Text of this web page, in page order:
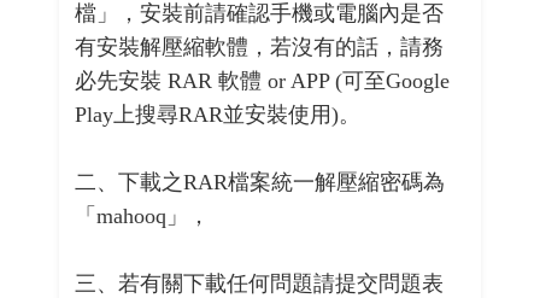
檔」，安裝前請確認手機或電腦內是否
有安裝解壓縮軟體，若沒有的話，請務
必先安裝 RAR 軟體 or APP (可至Google
Play上搜尋RAR並安裝使用)。
二、下載之RAR檔案統一解壓縮密碼為
「mahooq」，
三、若有關下載任何問題請提交問題表